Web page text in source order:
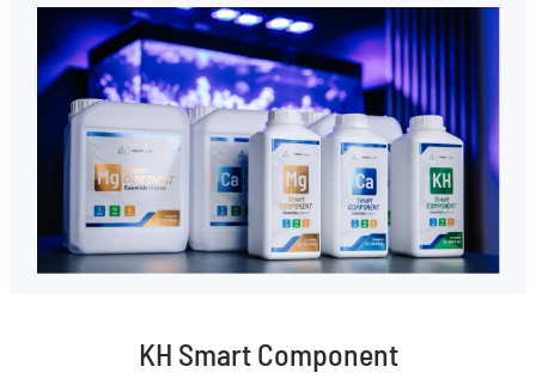
KH Smart Component